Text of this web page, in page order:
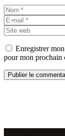
Nom
Enregistrer
pour mon prochain